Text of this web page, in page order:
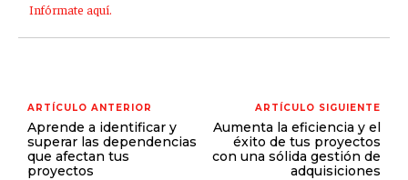
Infórmate aquí.
ARTÍCULO ANTERIOR
Aprende a identificar y
superar las dependencias
que afectan tus
proyectos
ARTÍCULO SIGUIENTE
Aumenta la eficiencia y el
éxito de tus proyectos
con una sólida gestión de
adquisiciones